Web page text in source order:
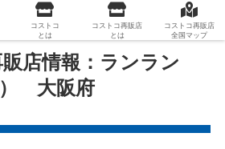
店情報：ランラン
） 大阪府
コストコ
とは
コストコ再販店
とは
コストコ再販店
全国マップ